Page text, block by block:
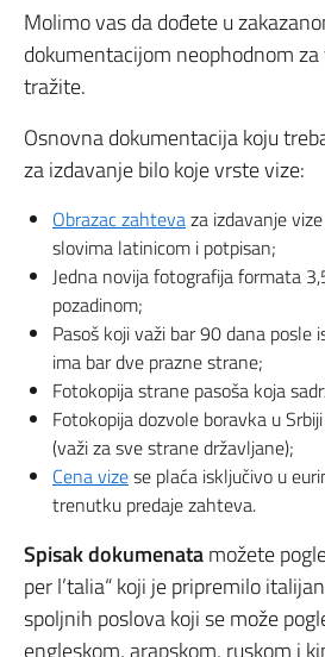
Molimo vas da dođete u
dokumentacijom neophodnom
tražite.
Osnovna dokumentacija koju
za izdavanje bilo koje vrste vize:
Obrazac zahtevaza izdavanje
slovima latinicom i potpisan;
Jedna novija fotografija formata
pozadinom;
Pasoš koji važi bar 90 dana posle
ima bar dve prazne strane;
Fotokopija strane pasoša koja
Fotokopija dozvole boravka u
(važi za sve strane državljane);
Cena vizese plaća isključivo u
trenutku predaje zahteva.
Spisak dokumenatamožete
per l’talia“ koji je pripremilo
spoljnih poslova koji se može
engleskom, arapskom, ruskom i